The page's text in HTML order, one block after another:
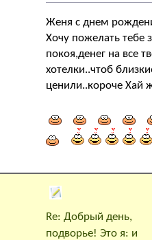
Женя с днем
Хочу пожелать тебе
покоя,денег на все
хотелки..чтоб
ценили..короче Хай
Re: Добрый день,
подворье! Это я: и